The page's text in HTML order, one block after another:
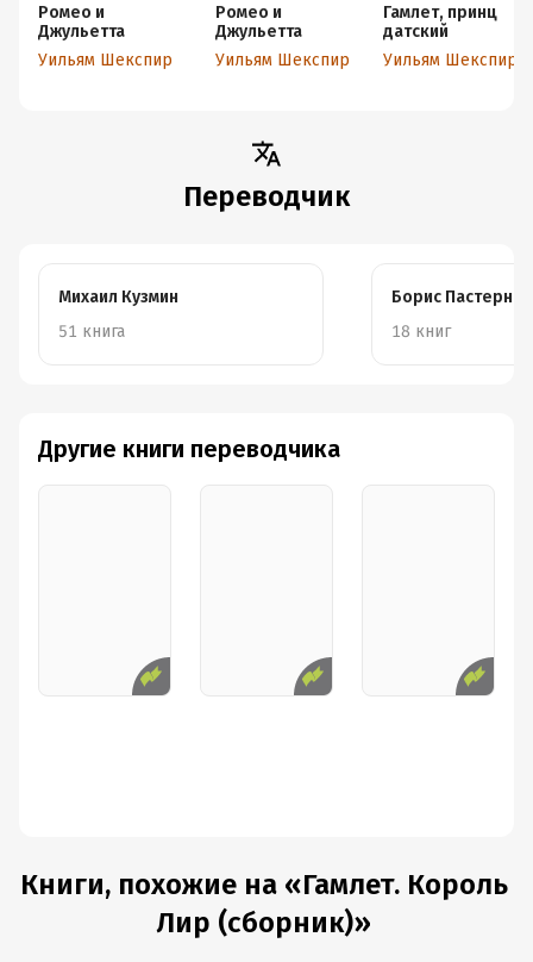
Ромео и
Джульетта
Уильям Шекспир
Ромео и
Джульетта
Уильям Шекспир
Гамлет, принц
датский
Уильям Шекспир
Переводчик
Михаил Кузмин
51 книга
Борис Пастернак
18 книг
Другие книги переводчика
Книги, похожие на «Гамлет. Король
Лир (сборник)»